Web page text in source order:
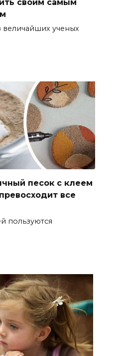
своим самым
ученых
песок с клеем
все
пользуются